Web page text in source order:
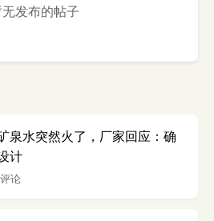
发布的帖子
泉水突然火了，厂家回应：确
计
论